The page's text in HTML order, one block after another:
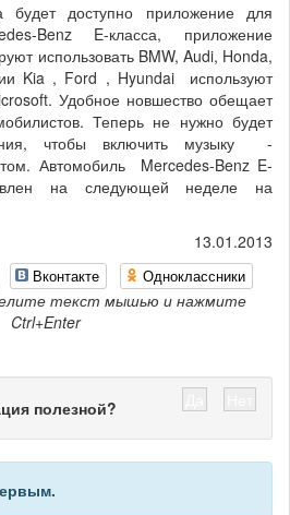
будет доступно приложение для
Benz E-класса, приложение
использовать BMW, Audi, Honda,
Kia , Ford , Hyundai используют
Удобное новшество обещает
Теперь не нужно будет
чтобы включить музыку -
Автомобиль Mercedes-Benz E-
на следующей неделе на
13.01.2013
Вконтакте Одноклассники
текст мышью и нажмите
Ctrl+Enter
полезной?